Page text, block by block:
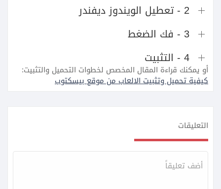
2 - تعطيل الويندوز ديفندر
3 - فك الضغط
4 - التثبيت
أو يمكنك قراءة المقال المخصص لخطوات التحميل والتثبيت:
كيفية تحميل وتثبيت الالعاب من موقع بيسكتوب
التعليقات